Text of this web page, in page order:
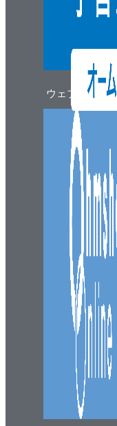
ウェブマガジン